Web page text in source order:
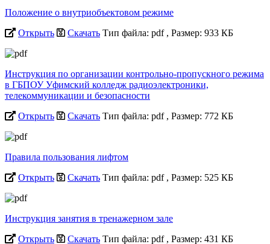
Положение о внутриобъектовом режиме
Открыть
Скачать Тип файла: pdf , Размер: 933 КБ
Инструкция по организации контрольно-пропускного режима
в ГБПОУ Уфимский колледж радиоэлектроники,
телекоммуникации и безопасности
Открыть
Скачать Тип файла: pdf , Размер: 772 КБ
Правила пользования лифтом
Открыть
Скачать Тип файла: pdf , Размер: 525 КБ
Инструкция занятия в тренажерном зале
Открыть
Скачать Тип файла: pdf , Размер: 431 КБ